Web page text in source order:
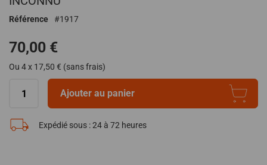
la
d’images
Référence 1917
70,00 €
Ou 4 x 17,50 € (sans frais)
Ajouter au panier
Expédié sous :24 à 72 heures